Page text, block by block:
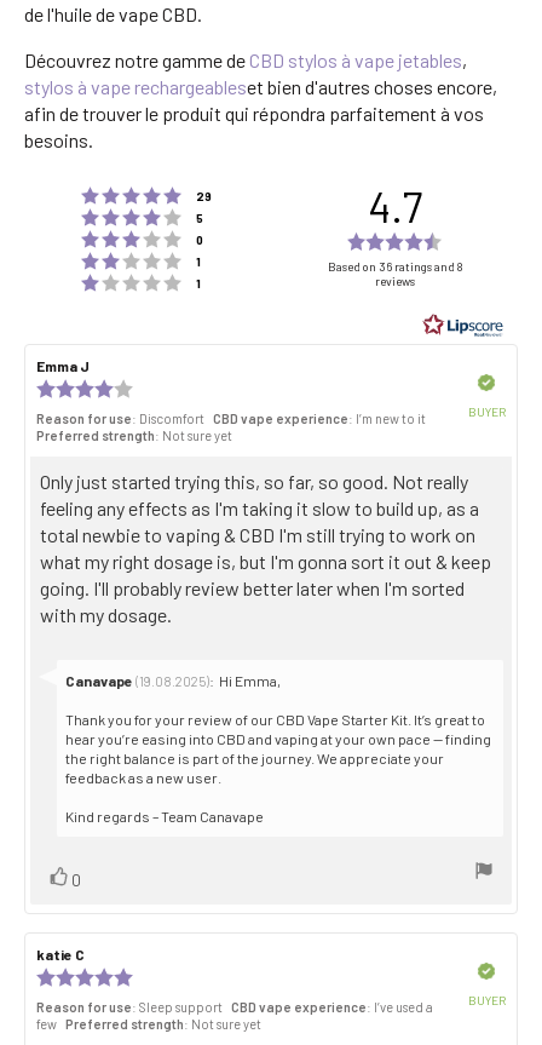
de l'huile de vape CBD.
Découvrez notre gamme de CBD stylos à vape jetables,
stylos à vape rechargeableset bien d'autres choses encore,
afin de trouver le produit qui répondra parfaitement à vos
besoins.
Rating 5 out of 5 stars
29
Rating 4 out of 5 stars
5
Rating 3 out of 5 stars
0
Rating 2 out of 5 stars
1
Rating 1 out of 5 stars
1
4.7
4.7
of
5
stars
Based on 36 ratings and 8
reviews
Review
author:
Emma J
date:
4.0
out
5
stars
Reason for use: Discomfort CBD vape experience: I’m new to it
Preferred strength: Not sure yet
BUYER
Review
text:
Only just started trying this, so far, so good. Not really
feeling any effects as I'm taking it slow to build up, as a
total newbie to vaping & CBD I'm still trying to work on
what my right dosage is, but I'm gonna sort it out & keep
going. I'll probably review better later when I'm sorted
with my dosage.
Reply
Canavape (19.08.2025): Hi Emma,
Thank you for your review of our CBD Vape Starter Kit. It’s great to
hear you’re easing into CBD and vaping at your own pace — finding
the right balance is part of the journey. We appreciate your
feedback as a new user.
Kind regards – Team Canavape
Vote
0
Review
author:
katie C
date:
5.0
out
Reason for use: Sleep support CBD vape experience: I’ve used a
few Preferred strength: Not sure yet
BUYER